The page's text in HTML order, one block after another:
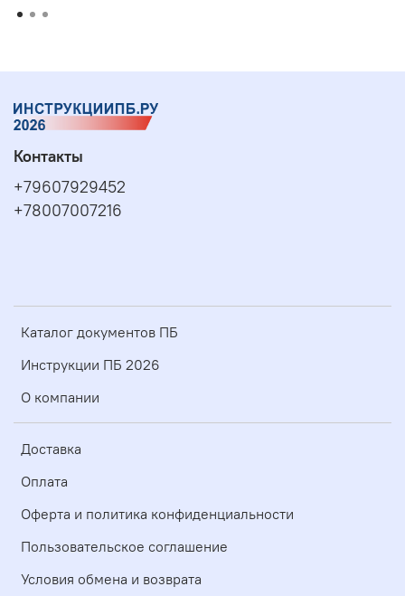
Каталог документов ПБ
Инструкции ПБ 2026
О компании
Доставка
Оплата
Оферта и политика конфиденциальности
Пользовательское соглашение
Условия обмена и возврата
Контакты
+79607929452
+78007007216